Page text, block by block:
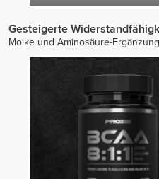
Gesteigerte
Molke und Aminosäure-